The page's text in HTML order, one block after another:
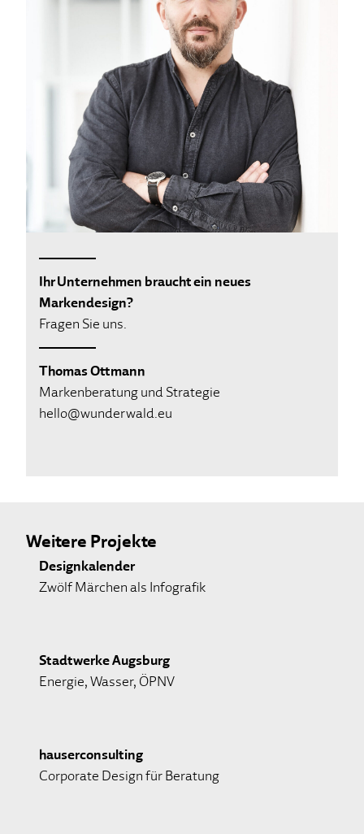
Ihr Unternehmen braucht ein neues
Markendesign?
Fragen Sie uns.
Thomas Ottmann
Markenberatung und Strategie
hello@wunderwald.eu
Weitere Projekte
Designkalender
Zwölf Märchen als Infografik
Stadtwerke Augsburg
Energie, Wasser, ÖPNV
hauserconsulting
Corporate Design für Beratung